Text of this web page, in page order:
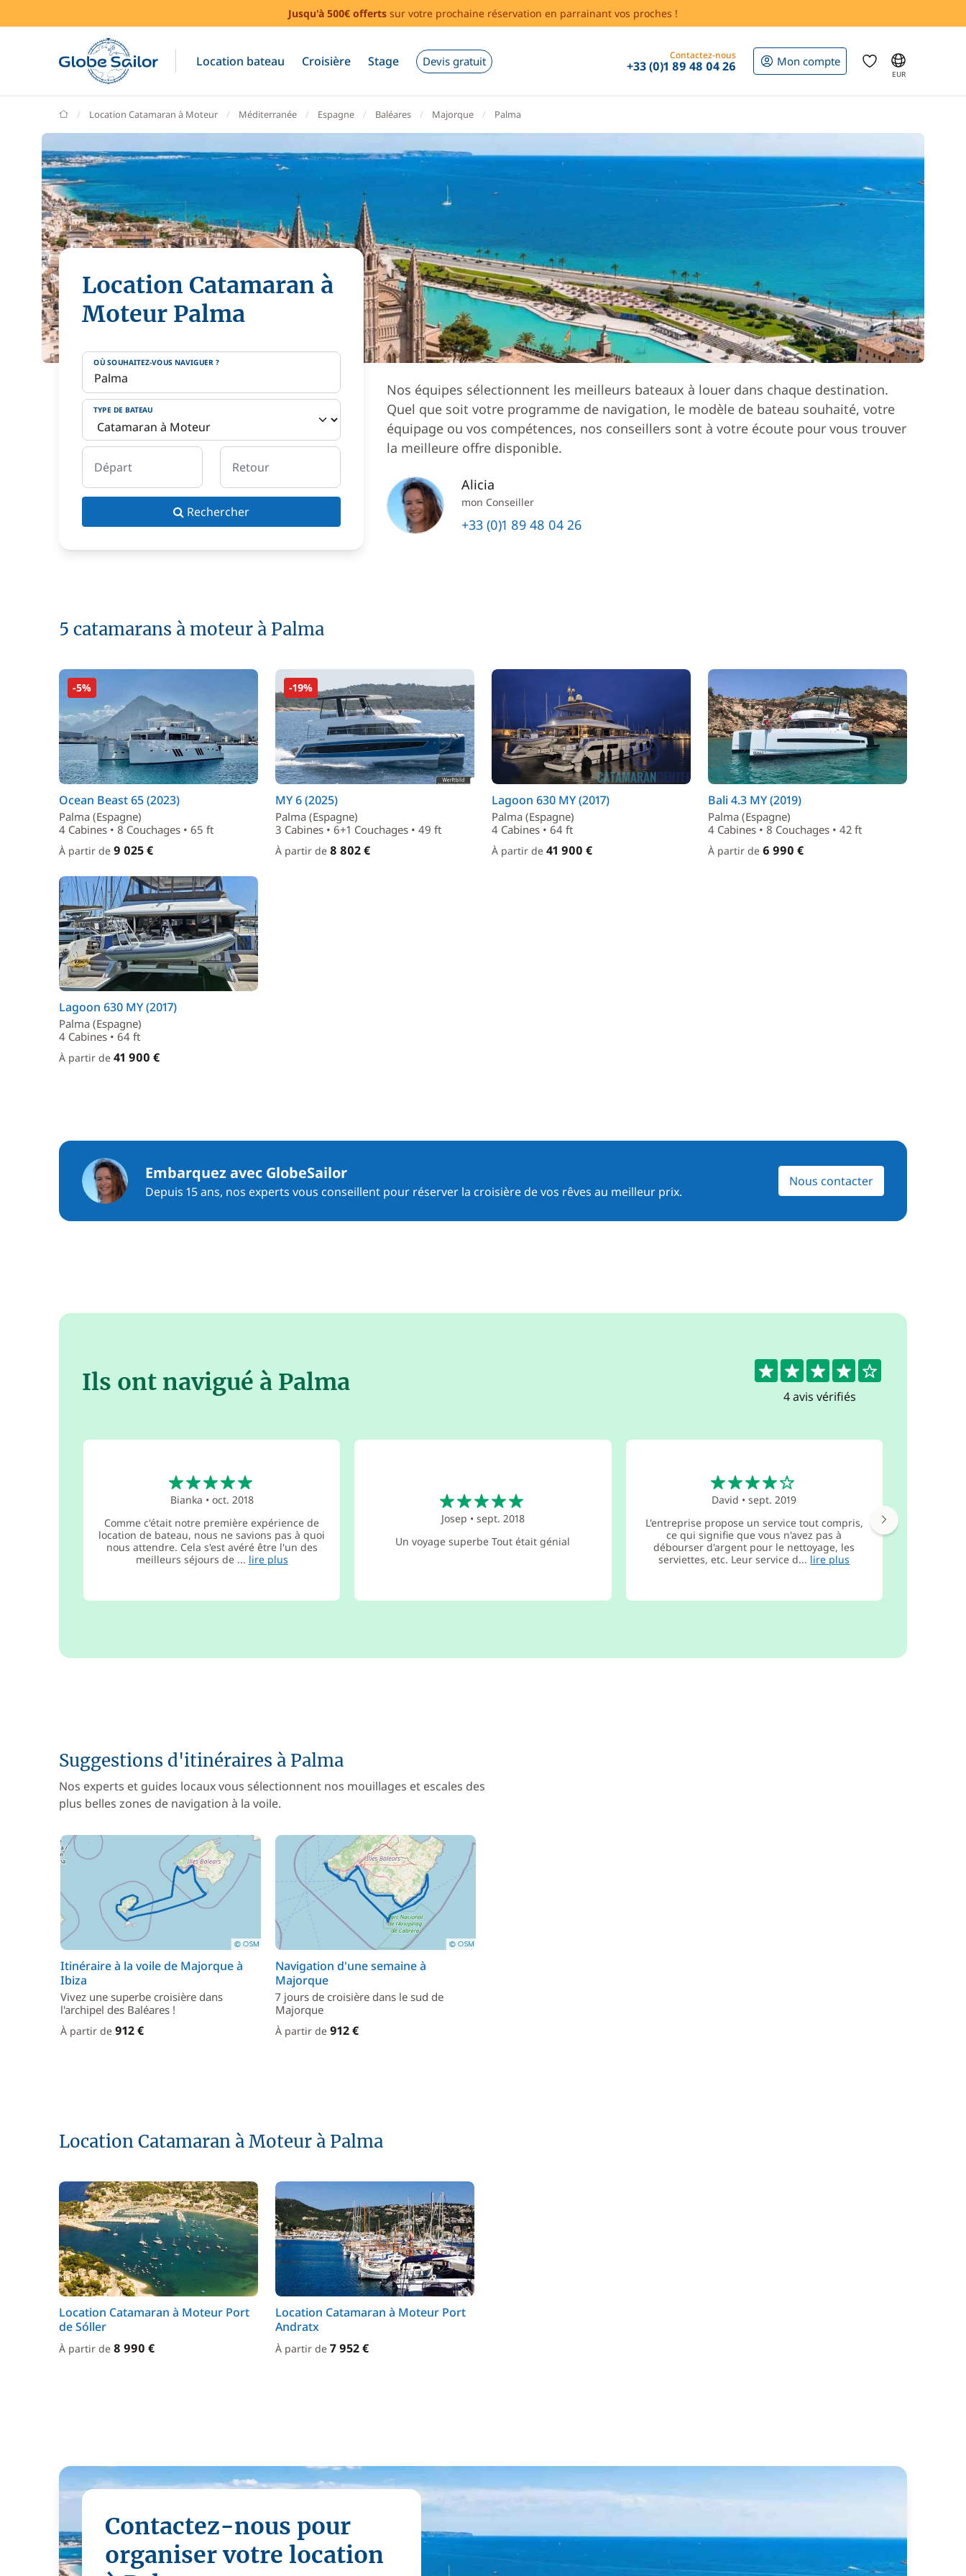
Jusqu'à 500€ offerts sur votre prochaine réservation en parrainant vos proches !
Location bateau Croisière Stage Devis gratuit Contactez-nous
+33 (0)1 89 48 04 26 Mon compte
EUR
GlobeSailor
Location Catamaran à Moteur Méditerranée Espagne Baléares Majorque Palma
Location Catamaran à
Moteur Palma
OÙ SOUHAITEZ-VOUS NAVIGUER ?
TYPE DE BATEAU
Départ Retour
Rechercher
Nos équipes sélectionnent les meilleurs bateaux à louer dans chaque destination.
Quel que soit votre programme de navigation, le modèle de bateau souhaité, votre
équipage ou vos compétences, nos conseillers sont à votre écoute pour vous trouver
la meilleure offre disponible.
Alicia
mon Conseiller
+33 (0)1 89 48 04 26
5 catamarans à moteur à Palma
-5%
Ocean Beast 65 (2023)
Palma (Espagne)
4 Cabines • 8 Couchages • 65 ft
À partir de 9 025 €
-19%
MY 6 (2025)
Palma (Espagne)
3 Cabines • 6+1 Couchages • 49 ft
À partir de 8 802 €
Lagoon 630 MY (2017)
Palma (Espagne)
4 Cabines • 64 ft
À partir de 41 900 €
Bali 4.3 MY (2019)
Palma (Espagne)
4 Cabines • 8 Couchages • 42 ft
À partir de 6 990 €
Lagoon 630 MY (2017)
Palma (Espagne)
4 Cabines • 64 ft
À partir de 41 900 €
Embarquez avec GlobeSailor
Depuis 15 ans, nos experts vous conseillent pour réserver la croisière de vos rêves au meilleur prix.
Nous contacter
4.3
4 avis vérifiés
Ils ont navigué à Palma
Bianka • oct. 2018
Comme c'était notre première expérience de
location de bateau, nous ne savions pas à quoi
nous attendre. Cela s'est avéré être l'un des
meilleurs séjours de ... lire plus
Josep • sept. 2018
Un voyage superbe Tout était génial
David •sept. 2019
L'entreprise propose un service tout compris,
ce qui signifie que vous n'avez pas à
débourser d'argent pour le nettoyage, les
serviettes, etc. Leur service d... lire plus
Suggestions d'itinéraires à Palma
Nos experts et guides locaux vous sélectionnent nos mouillages et escales des
plus belles zones de navigation à la voile.
Itinéraire à la voile de Majorque à
Ibiza
Vivez une superbe croisière dans
l'archipel des Baléares !
À partir de 912 €
Navigation d'une semaine à
Majorque
7 jours de croisière dans le sud de
Majorque
À partir de 912 €
Location Catamaran à Moteur à Palma
Location Catamaran à Moteur Port
de Sóller
À partir de 8 990 €
Location Catamaran à Moteur Port
Andratx
À partir de 7 952 €
Contactez-nous pour
organiser votre location